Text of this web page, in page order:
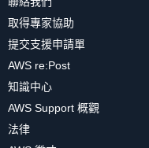
取得專家協助
提交支援申請單
AWS re:Post
知識中心
AWS Support 概觀
法律